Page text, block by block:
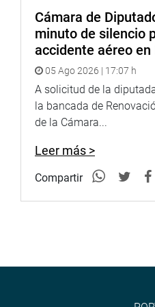
A las 2.15 de la tarde se
y juramentación de los
además elegirán a su Mesa
sesión plenaria de los
realizará en el auditorio
A partir de las 2 de la tarde
debatirán los proyectos de
dictámenes
Cámara de
minuto de silencio
accidente aéreo en
05 Ago 2026 | 17:07 h
A solicitud de la
la bancada de
de la Cámara...
Leer más >
Compartir